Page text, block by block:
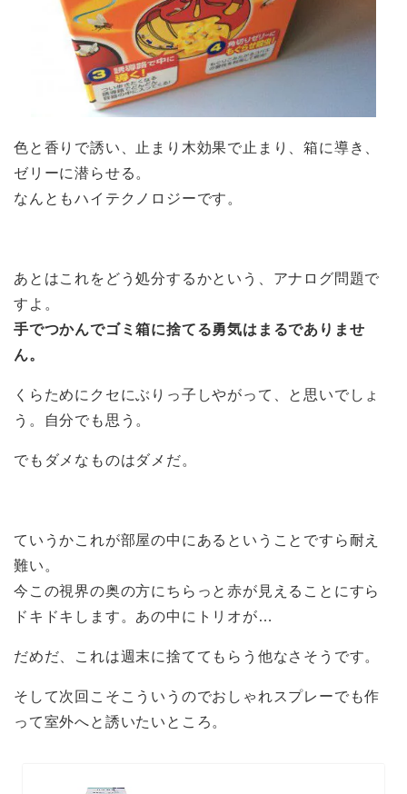
色と香りで誘い、止まり木効果で止まり、箱に導き、
ゼリーに潜らせる。
なんともハイテクノロジーです。
あとはこれをどう処分するかという、アナログ問題で
すよ。
手でつかんでゴミ箱に捨てる勇気はまるでありませ
ん。
くらためにクセにぶりっ子しやがって、と思いでしょ
う。自分でも思う。
でもダメなものはダメだ。
ていうかこれが部屋の中にあるということですら耐え
難い。
今この視界の奥の方にちらっと赤が見えることにすら
ドキドキします。あの中にトリオが…
だめだ、これは週末に捨ててもらう他なさそうです。
そして次回こそこういうのでおしゃれスプレーでも作
って室外へと誘いたいところ。